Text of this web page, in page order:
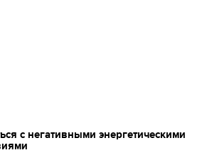
с негативными энергетическими